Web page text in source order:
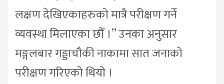
लक्षण देखिएकाहरुको मात्रै परीक्षण गर्ने
व्यवस्था मिलाएका छौँ ।” उनका अनुसार
मङ्गलबार गड्डाचौकी नाकामा सात जनाको
परीक्षण गरिएको थियो ।